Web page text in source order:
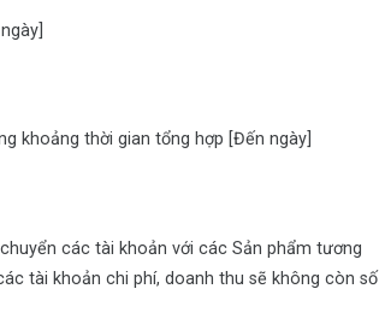
khoảng thời gian tổng hợp [Đến ngày]
các tài khoản với các Sản phẩm tương
tài khoản chi phí, doanh thu sẽ không còn số